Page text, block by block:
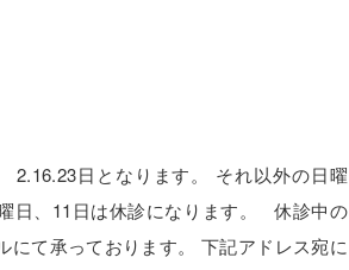
2.16.23日となります。 それ以外の日曜
日、11日は休診になります。 休診中の
にて承っております。 下記アドレス宛に